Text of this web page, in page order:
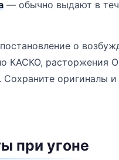
— обычно выдают в
о
КАСКО, расторжения
оригиналы и
при угоне